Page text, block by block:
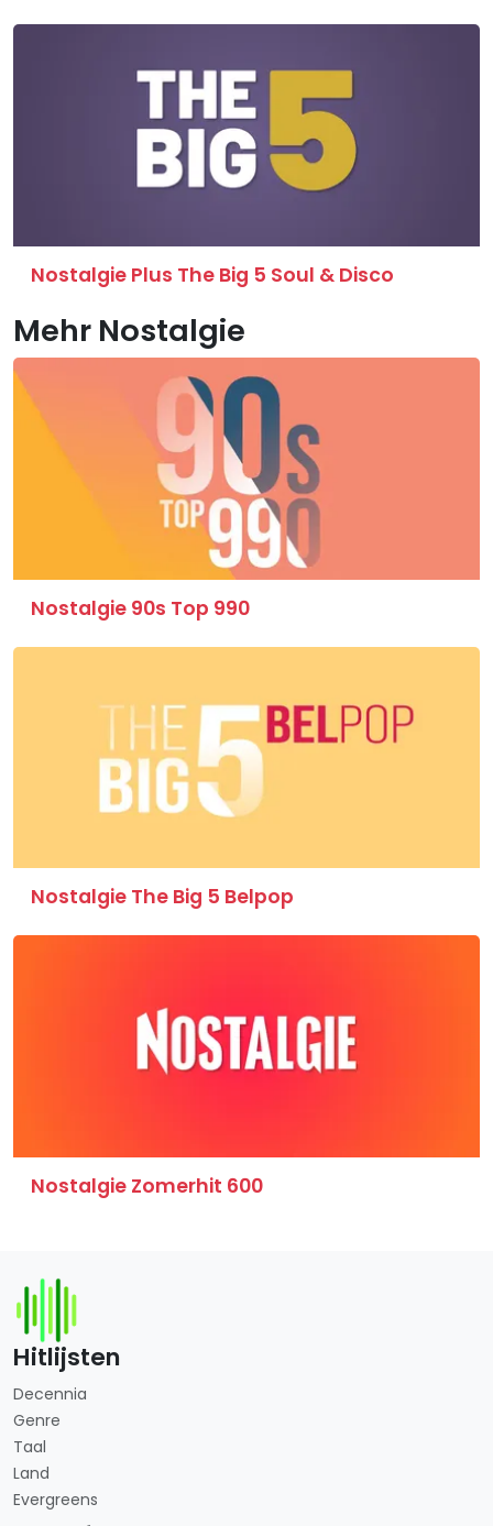
Nostalgie Plus The Big 5 Soul & Disco
Mehr Nostalgie
Nostalgie 90s Top 990
Nostalgie The Big 5 Belpop
Nostalgie Zomerhit 600
Hitlijsten
Decennia
Genre
Taal
Land
Evergreens